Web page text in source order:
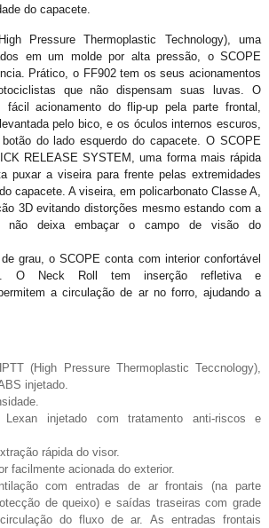
do capacete.
Pressure Thermoplastic Technology), uma
em um molde por alta pressão, o SCOPE
Prático, o FF902 tem os seus acionamentos
que não dispensam suas luvas. O
fácil acionamento do flip-up pela parte frontal,
pelo bico, e os óculos internos escuros,
do lado esquerdo do capacete. O SCOPE
RELEASE SYSTEM, uma forma mais rápida
puxar a viseira para frente pelas extremidades
capacete. A viseira, em policarbonato Classe A,
3D evitando distorções mesmo estando com a
não deixa embaçar o campo de visão do
grau, o SCOPE conta com interior confortável
O Neck Roll tem inserção refletiva e
a circulação de ar no forro, ajudando a
(High Pressure Thermoplastic Teccnology),
injetado.
injetado com tratamento anti-riscos e
rápida do visor.
facilmente acionada do exterior.
com entradas de ar frontais (na parte
de queixo) e saídas traseiras com grade
do fluxo de ar. As entradas frontais